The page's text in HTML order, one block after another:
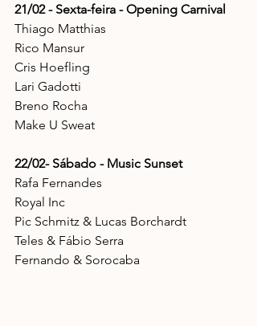
21/02 - Sexta-feira - Opening Carnival
Thiago Matthias
Rico Mansur
Cris Hoefling
Lari Gadotti
Breno Rocha
Make U Sweat
22/02- Sábado - Music Sunset
Rafa Fernandes
Royal Inc
Pic Schmitz & Lucas Borchardt
Teles & Fábio Serra
Fernando & Sorocaba